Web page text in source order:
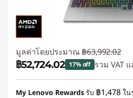
มูลค่าโดยประมาณ ฿63,992.02
฿52,724.02 17% off รวม VAT
ประหยัดทันที :-฿11,268.00
My Lenovo Rewardsรับ ฿1,478 ใน